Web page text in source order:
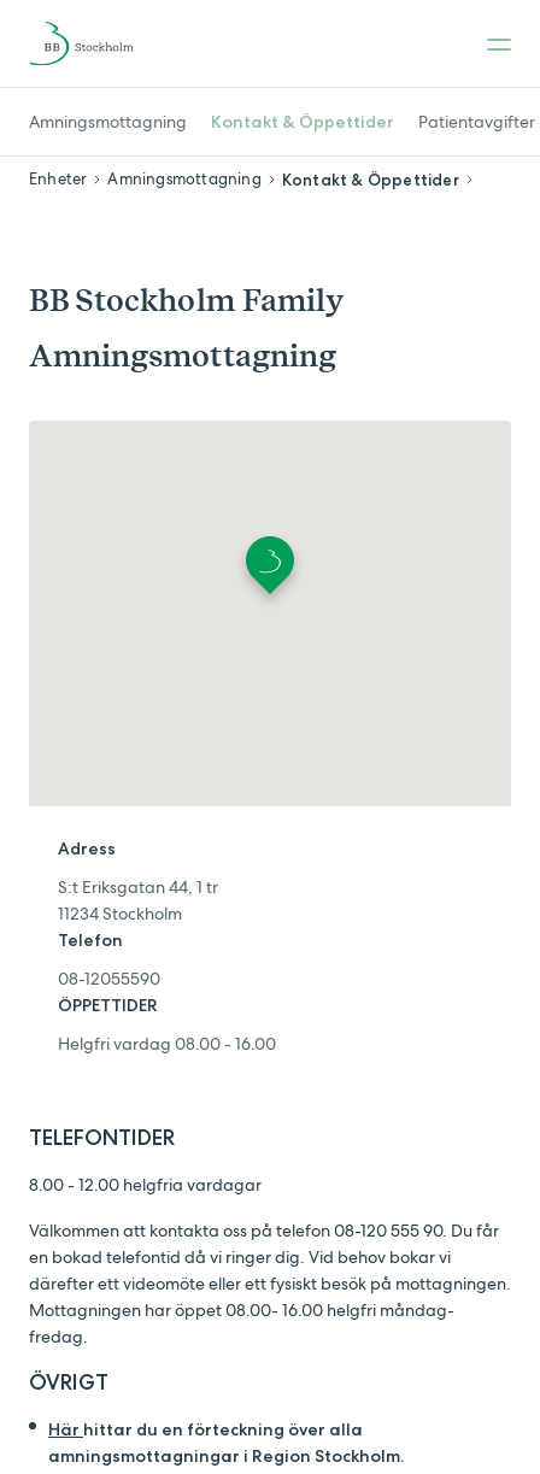
Amningsmottagning Kontakt & Öppettider Patientavgifter
Enheter Amningsmottagning Kontakt & Öppettider
BB Stockholm Family
Amningsmottagning
Adress
S:t Eriksgatan 44, 1 tr
11234Stockholm
Telefon
08-12055590
ÖPPETTIDER
Helgfri vardag 08.00 - 16.00
TELEFONTIDER
8.00 - 12.00 helgfria vardagar
Välkommen att kontakta oss på telefon 08-120 555 90. Du får
en bokad telefontid då vi ringer dig. Vid behov bokar vi
därefter ett videomöte eller ett fysiskt besök på mottagningen.
Mottagningen har öppet 08.00- 16.00 helgfri måndag-
fredag.
ÖVRIGT
Här hittar du en förteckning över alla
amningsmottagningar i Region Stockholm.